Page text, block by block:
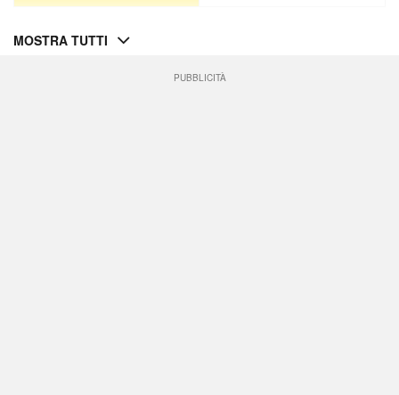
MOSTRA TUTTI
PUBBLICITÀ